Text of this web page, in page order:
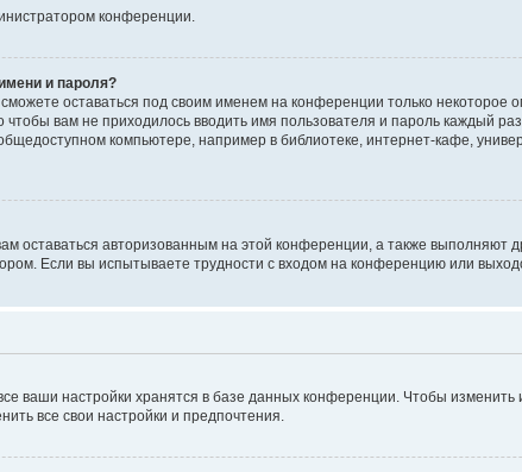
конференции.
и пароля?
сможете оставаться под своим именем на конференции только некоторое
чтобы вам не приходилось вводить имя пользователя и пароль каждый
компьютере, например в библиотеке, интернет-кафе,
оставаться авторизованным на этой конференции, а также выполняют
Если вы испытываете трудности с входом на конференцию или
ваши настройки хранятся в базе данных конференции. Чтобы
все свои настройки и предпочтения.